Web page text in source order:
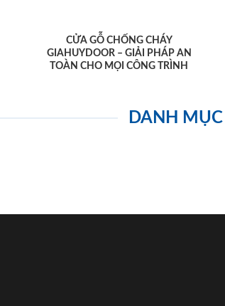
CỬA GỖ CHỐNG CHÁY
GIAHUYDOOR – GIẢI PHÁP AN
TOÀN CHO MỌI CÔNG TRÌNH
DANH